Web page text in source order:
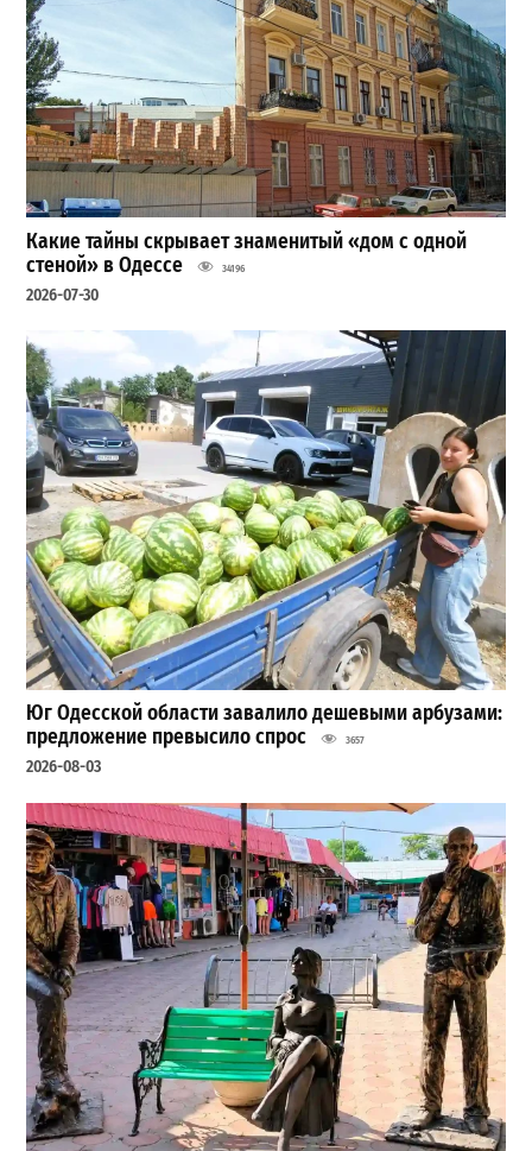
Какие тайны скрывает знаменитый «дом с одной
стеной» в Одессе
34196
2026-07-30
Юг Одесской области завалило дешевыми арбузами:
предложение превысило спрос
3657
2026-08-03